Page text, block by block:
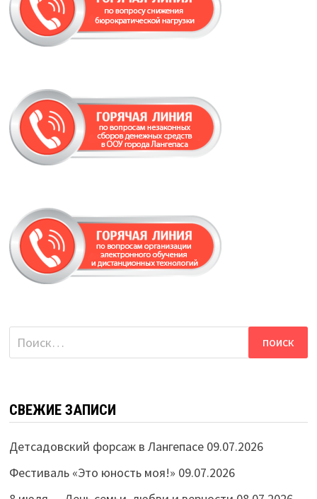
Найти:
СВЕЖИЕ ЗАПИСИ
Детсадовский форсаж в Лангепасе 09.07.2026
Фестиваль «Это юность моя!» 09.07.2026